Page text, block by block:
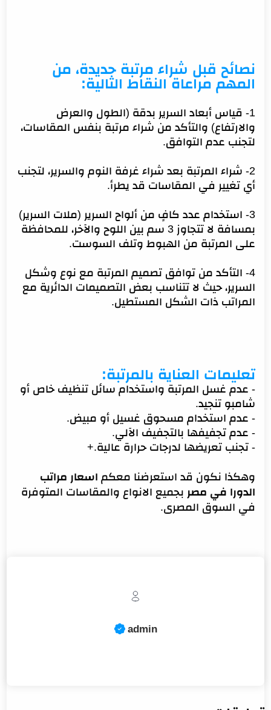
نصائح قبل شراء مرتبة جديدة، من
المهم مراعاة النقاط التالية:
1- قياس أبعاد السرير بدقة (الطول والعرض
والارتفاع) والتأكد من شراء مرتبة بنفس المقاسات،
لتجنب عدم التوافق.
2- شراء المرتبة بعد شراء غرفة النوم والسرير، لتجنب
أي تغيير في المقاسات قد يطرأ.
3- استخدام عدد كافٍ من ألواح السرير (ملات السرير)
بمسافة لا تتجاوز 3 سم بين اللوح والآخر، للمحافظة
على المرتبة من الهبوط وتلف السوست.
4- التأكد من توافق تصميم المرتبة مع نوع وشكل
السرير، حيث لا تتناسب بعض التصميمات الدائرية مع
المراتب ذات الشكل المستطيل.
تعليمات العناية بالمرتبة:
- عدم غسل المرتبة واستخدام سائل تنظيف خاص أو
شامبو تنجيد.
- عدم استخدام مسحوق غسيل أو مبيض.
- عدم تجفيفها بالتجفيف الآلي.
- تجنب تعريضها لدرجات حرارة عالية.+
وهكذا نكون قد استعرضنا معكم اسعار مراتب
الدورا في مصر بجميع الانواع والمقاسات المتوفرة
في السوق المصرى.